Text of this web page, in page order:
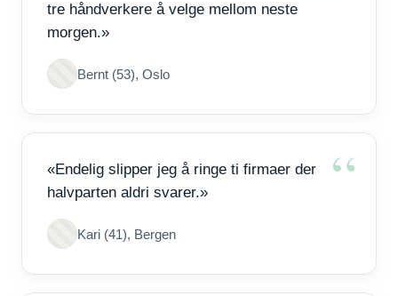
tre håndverkere å velge mellom neste
morgen.»
Bernt (53), Oslo
«Endelig slipper jeg å ringe ti firmaer der
halvparten aldri svarer.»
Kari (41), Bergen